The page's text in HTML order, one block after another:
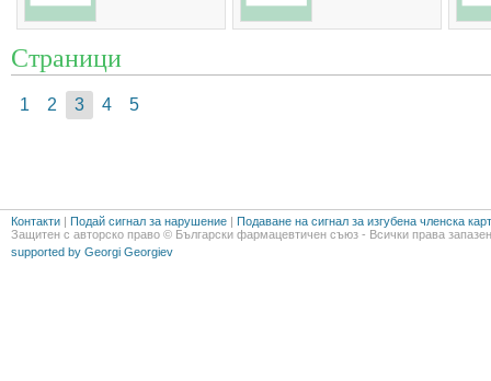
Страници
1 2 3 4 5
Контакти | Подай сигнал за нарушение | Подаване на сигнал за изгубена членска
Защитен с авторско право © Български фармацевтичен съюз - Всички права
supported by Georgi Georgiev